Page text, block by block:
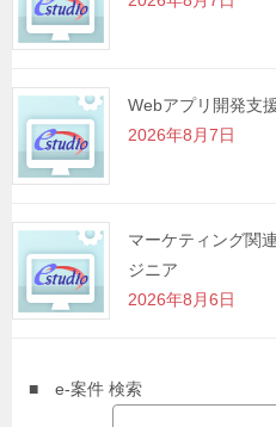
Webアプリ開発支
2026年8月7日
マーケティング関
ジニア
2026年8月6日
■ e-案件 検索